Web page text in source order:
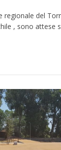
regionale del
, sono attese